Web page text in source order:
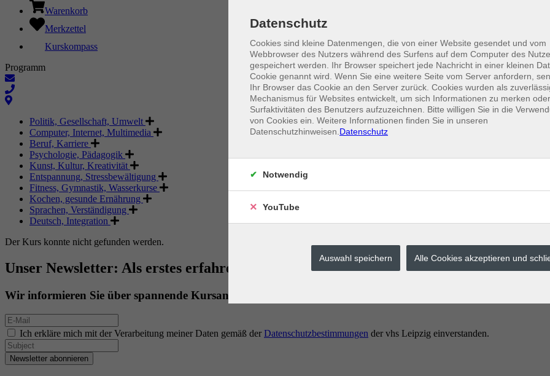
Warenkorb
Merkzettel
Kurskompass
Programm
Politik, Gesellschaft, Umwelt
Computer, Internet, Multimedia
Beruf, Karriere
Psychologie, Pädagogik
Kunst, Kultur, Kreativität
Entspannung, Stressbewältigung
Fitness, Gymnastik, Wasserkurse
Kochen, gesunde Ernährung
Sprachen, Verständigung
Deutsch, Integration
Der Kurs konnte nicht gefunden werden.
Unser Newsletter: Als erstes erfahren. Als erstes buchen.
Wir informieren Sie über spannende Kursangebote.
Ich erkläre mich mit der Verarbeitung meiner Daten gemäß der Datenschutzbestimmungen der vhs Leipzig einverstanden.
Newsletter abonnieren
Datenschutz
Cookies sind kleine Datenmengen, die von einer Website gesendet und vom
Webbrowser des Nutzers während des Surfens auf dem Computer des
gespeichert werden. Ihr Browser speichert jede Nachricht in einer kleinen
Cookie genannt wird. Wenn Sie eine weitere Seite vom Server anfordern,
Ihr Browser das Cookie an den Server zurück. Cookies wurden als
Mechanismus für Websites entwickelt, um sich Informationen zu merken
Surfaktivitäten des Benutzers aufzuzeichnen. Bitte willigen Sie in die
von Cookies ein. Weitere Informationen finden Sie in unseren
Datenschutzhinweisen. Datenschutz
Notwendig
YouTube
Auswahl speichern Alle Cookies akzeptieren und